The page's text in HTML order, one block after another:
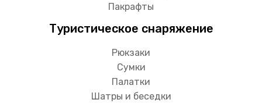
Пакрафты
Туристическое снаряжение
Рюкзаки
Сумки
Палатки
Шатры и беседки